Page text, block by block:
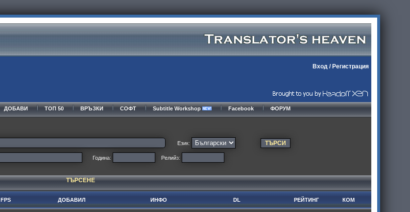
Вход/ Регистрация
ДОБАВИ ТОП 50 ВРЪЗКИ СОФТ Subtitle Workshop Facebook ФОРУМ
Език:
Година: Релийз:
ТЪРСЕНЕ
FPS ДОБАВИЛ ИНФО DL РЕЙТИНГ КОМ